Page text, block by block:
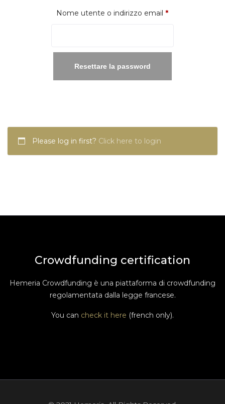
Nome utente o indirizzo email *Richiesto
Resettare la password
Please log in first? Click here to login
Crowdfunding certification
Hemeria Crowdfunding è una piattaforma di crowdfunding
regolamentata dalla legge francese.
You can check it here (french only).